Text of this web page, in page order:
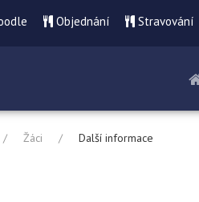
Objednání Stravování
Žáci Další informace